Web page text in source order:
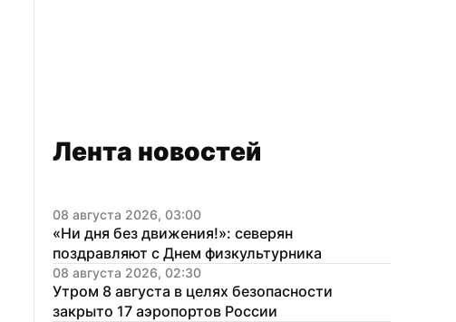
Фото: t.me/nur_adm
Лента новостей
08 августа 2026, 03:00
«Ни дня без движения!»: северян
поздравляют с Днем физкультурника
08 августа 2026, 02:30
Утром 8 августа в целях безопасности
закрыто 17 аэропортов России